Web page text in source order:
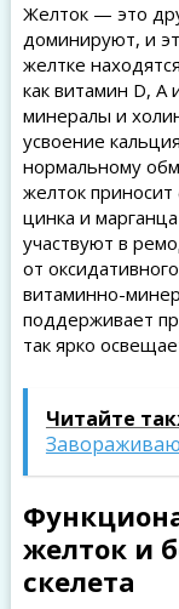
Желток — это
доминируют, и
желтке
как витамин D, A
минералы и
усвоение
нормальному
желток
цинка и
участвуют в
от
витаминно-
поддерживает
так ярко
Читайте
желток и
скелета